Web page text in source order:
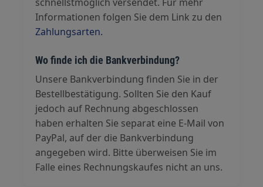
Informationen folgen Sie dem Link zu den
Zahlungsarten.
Wo finde ich die Bankverbindung?
Unsere Bankverbindung finden Sie in der
Bestellbestätigung. Sollten Sie den Kauf
jedoch auf Rechnung abgeschlossen
haben erhalten Sie separat eine E-Mail von
PayPal, auf der die Bankverbindung
angegeben wird. Bitte überweisen Sie im
Falle eines Rechnungskaufes nicht an uns.